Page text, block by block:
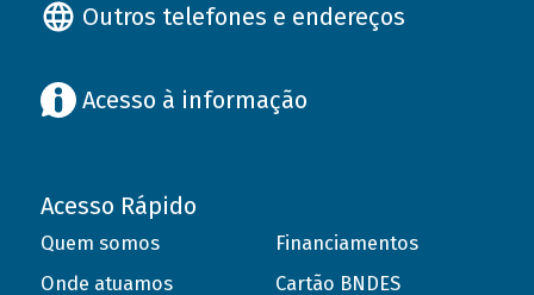
Outros telefones e endereços
Acesso à informação
Acesso Rápido
Quem somos
Onde atuamos
Financiamentos
Cartão BNDES